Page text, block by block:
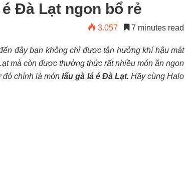
Đà Lạt ngon bổ rẻ
3.057 7 minutes read
đây bạn không chỉ được tận hưởng khí hậu mát
mà còn được thưởng thức rất nhiều món ăn ngon
đó chính là mónlẩu gà lá é Đà Lạt. Hãy cùng Halo